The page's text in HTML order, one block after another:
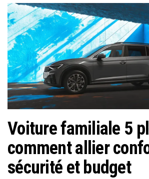
Voiture familiale 5
comment allier
sécurité et budget